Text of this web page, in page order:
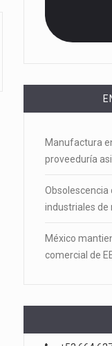
Manufactura
proveeduría
Obsolescencia
industriales de
México
comercial de